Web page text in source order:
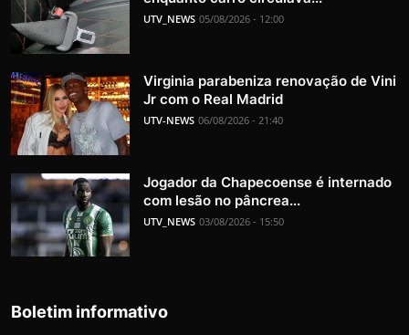
UTV_NEWS 05/08/2026 - 12:00
Virginia parabeniza renovação de Vini
Jr com o Real Madrid
UTV-NEWS 06/08/2026 - 21:40
Jogador da Chapecoense é internado
com lesão no pâncrea...
UTV_NEWS 03/08/2026 - 15:50
Boletim informativo